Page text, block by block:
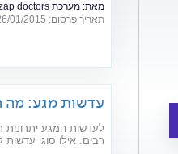
מאת: מערכת zap doctors
תאריך פרסום: 26/01/2015
עדשות מגע: מה
עבור ילדים ובני
לעדשות המגע יתרונות
רבים. אילו סוגי